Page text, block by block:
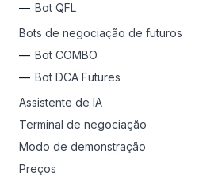
Bot QFL
Bots de negociação de futuros
Bot COMBO
Bot DCA Futures
Assistente de IA
Terminal de negociação
Modo de demonstração
Preços